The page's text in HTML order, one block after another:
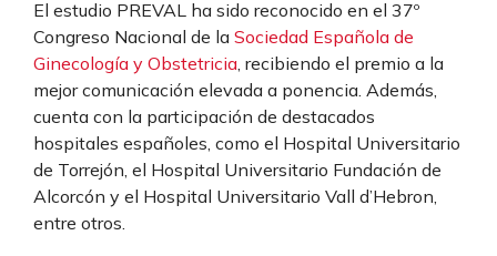
El estudio PREVAL ha sido reconocido en el 37º
Congreso Nacional de la Sociedad Española de
Ginecología y Obstetricia, recibiendo el premio a la
mejor comunicación elevada a ponencia. Además,
cuenta con la participación de destacados
hospitales españoles, como el Hospital Universitario
de Torrejón, el Hospital Universitario Fundación de
Alcorcón y el Hospital Universitario Vall d’Hebron,
entre otros.